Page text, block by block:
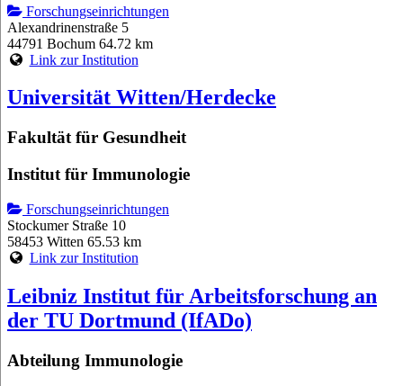
Forschungseinrichtungen
Alexandrinenstraße 5
44791 Bochum 64.72 km
Link zur Institution
Universität Witten/Herdecke
Fakultät für Gesundheit
Institut für Immunologie
Forschungseinrichtungen
Stockumer Straße 10
58453 Witten 65.53 km
Link zur Institution
Leibniz Institut für Arbeitsforschung an
der TU Dortmund (IfADo)
Abteilung Immunologie